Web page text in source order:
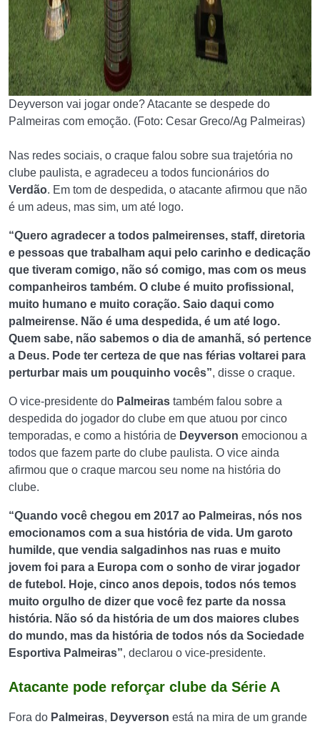
Deyverson vai jogar onde? Atacante se despede do
Palmeiras com emoção. (Foto: Cesar Greco/Ag Palmeiras)
Nas redes sociais, o craque falou sobre sua trajetória no
clube paulista, e agradeceu a todos funcionários do
Verdão. Em tom de despedida, o atacante afirmou que não
é um adeus, mas sim, um até logo.
“Quero agradecer a todos palmeirenses, staff, diretoria
e pessoas que trabalham aqui pelo carinho e dedicação
que tiveram comigo, não só comigo, mas com os meus
companheiros também. O clube é muito profissional,
muito humano e muito coração. Saio daqui como
palmeirense. Não é uma despedida, é um até logo.
Quem sabe, não sabemos o dia de amanhã, só pertence
a Deus. Pode ter certeza de que nas férias voltarei para
perturbar mais um pouquinho vocês”, disse o craque.
O vice-presidente do Palmeiras também falou sobre a
despedida do jogador do clube em que atuou por cinco
temporadas, e como a história de Deyverson emocionou a
todos que fazem parte do clube paulista. O vice ainda
afirmou que o craque marcou seu nome na história do
clube.
“Quando você chegou em 2017 ao Palmeiras, nós nos
emocionamos com a sua história de vida. Um garoto
humilde, que vendia salgadinhos nas ruas e muito
jovem foi para a Europa com o sonho de virar jogador
de futebol. Hoje, cinco anos depois, todos nós temos
muito orgulho de dizer que você fez parte da nossa
história. Não só da história de um dos maiores clubes
do mundo, mas da história de todos nós da Sociedade
Esportiva Palmeiras”, declarou o vice-presidente.
Atacante pode reforçar clube da Série A
Fora do Palmeiras, Deyverson está na mira de um grande